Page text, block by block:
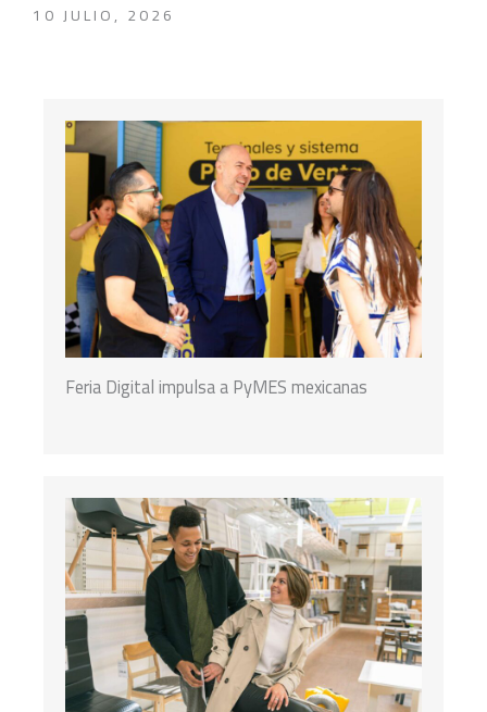
10 JULIO, 2026
Feria Digital impulsa a PyMES mexicanas